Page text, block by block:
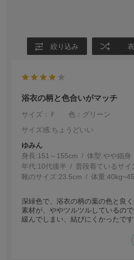
絞り込み
浴衣の柄と色合いがマッチ
サイズ：Ｆ
色：グリーン
サイズ感:ちょうどいい
ゆみん
身長:151～155cm 体型:細身
年代:10代後半 普段着ているサイ
靴のサイズ:23.5cm 体重:
深緑色で、浴衣の柄の葉の色と良く
素材が、ややツルツルしているの
緩んでしまい、結びにくかったです